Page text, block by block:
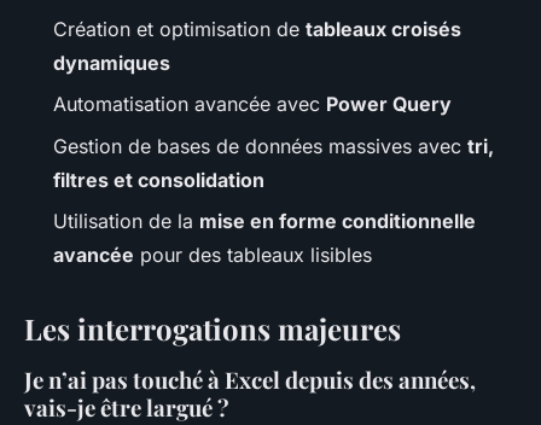
Création et optimisation de tableaux croisés
dynamiques
Automatisation avancée avec Power Query
Gestion de bases de données massives avec tri,
filtres et consolidation
Utilisation de la mise en forme conditionnelle
avancée pour des tableaux lisibles
Les interrogations majeures
Je n’ai pas touché à Excel depuis des années,
vais-je être largué ?